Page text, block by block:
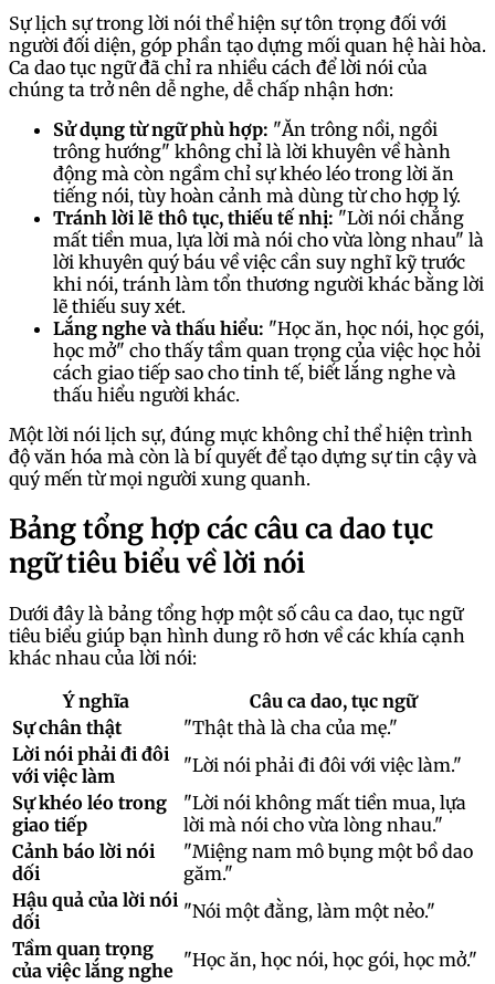
Sự lịch sự trong lời nói thể hiện sự tôn trọng đối với
người đối diện, góp phần tạo dựng mối quan hệ hài hòa.
Ca dao tục ngữ đã chỉ ra nhiều cách để lời nói của
chúng ta trở nên dễ nghe, dễ chấp nhận hơn:
Sử dụng từ ngữ phù hợp: "Ăn trông nồi, ngồi
trông hướng" không chỉ là lời khuyên về hành
động mà còn ngầm chỉ sự khéo léo trong lời ăn
tiếng nói, tùy hoàn cảnh mà dùng từ cho hợp lý.
Tránh lời lẽ thô tục, thiếu tế nhị: "Lời nói chẳng
mất tiền mua, lựa lời mà nói cho vừa lòng nhau" là
lời khuyên quý báu về việc cần suy nghĩ kỹ trước
khi nói, tránh làm tổn thương người khác bằng lời
lẽ thiếu suy xét.
Lắng nghe và thấu hiểu: "Học ăn, học nói, học gói,
học mở" cho thấy tầm quan trọng của việc học hỏi
cách giao tiếp sao cho tinh tế, biết lắng nghe và
thấu hiểu người khác.
Một lời nói lịch sự, đúng mực không chỉ thể hiện trình
độ văn hóa mà còn là bí quyết để tạo dựng sự tin cậy và
quý mến từ mọi người xung quanh.
Bảng tổng hợp các câu ca dao tục
ngữ tiêu biểu về lời nói
Dưới đây là bảng tổng hợp một số câu ca dao, tục ngữ
tiêu biểu giúp bạn hình dung rõ hơn về các khía cạnh
khác nhau của lời nói:
Ý nghĩa
Câu ca dao, tục ngữ
Sự chân thật
"Thật thà là cha của mẹ."
Lời nói phải đi đôi
với việc làm
"Lời nói phải đi đôi với việc làm."
Sự khéo léo trong
giao tiếp
"Lời nói không mất tiền mua, lựa
lời mà nói cho vừa lòng nhau."
Cảnh báo lời nói
dối
"Miệng nam mô bụng một bồ dao
găm."
Hậu quả của lời nói
dối
"Nói một đằng, làm một nẻo."
Tầm quan trọng
của việc lắng nghe "Học ăn, học nói, học gói, học mở."